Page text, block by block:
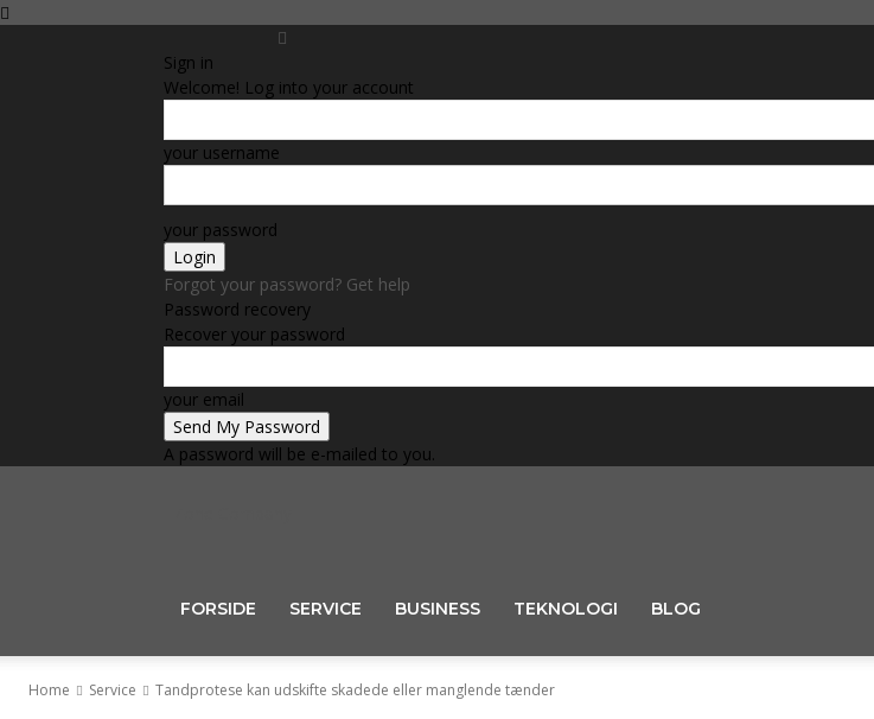
Sign in
Welcome! Log into your account
your username
your password
Forgot your password? Get help
Password recovery
Recover your password
your email
A password will be e-mailed to you.
FORSIDE SERVICE BUSINESS TEKNOLOGI BLOG
Home Service Tandprotese kan udskifte skadede eller manglende tænder